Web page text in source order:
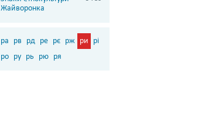
Жайворонка
ра рв рд ре рє рж ри
рі
ро ру рь рю ря